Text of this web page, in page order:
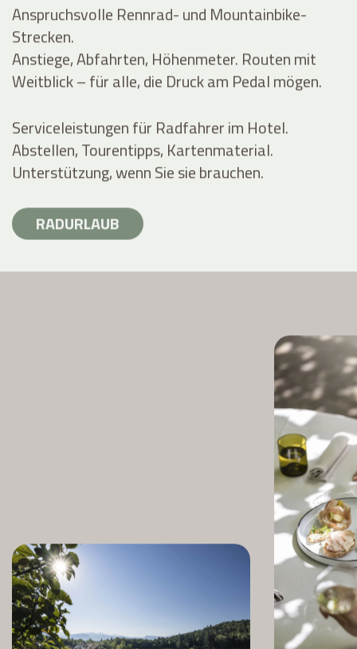
Anspruchsvolle Rennrad- und Mountainbike-
Strecken.
Anstiege, Abfahrten, Höhenmeter. Routen mit
Weitblick – für alle, die Druck am Pedal mögen.
Serviceleistungen für Radfahrer im Hotel.
Abstellen, Tourentipps, Kartenmaterial.
Unterstützung, wenn Sie sie brauchen.
RADURLAUB